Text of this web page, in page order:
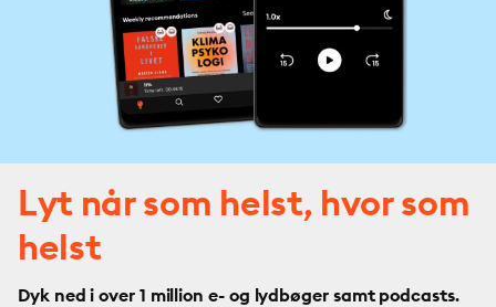
Lyt når som helst, hvor som
helst
Dyk ned i over 1 million e- og lydbøger samt podcasts.